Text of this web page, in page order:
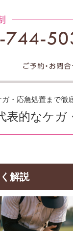
・応急処置まで徹
的なケガ
解説